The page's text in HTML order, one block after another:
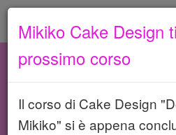
Mikiko Cake Design
prossimo corso
Il corso di Cake Design
Mikiko" si è appena